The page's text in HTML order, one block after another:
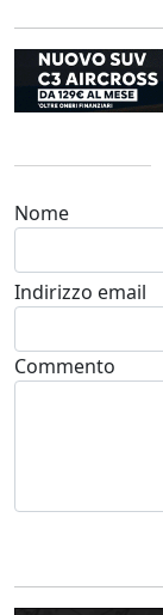
Nome
Indirizzo email
Commento